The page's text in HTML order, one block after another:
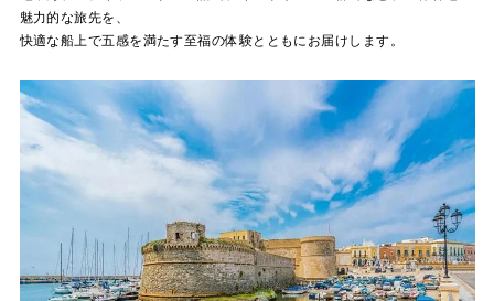
魅力的な旅先を、
快適な船上で五感を満たす至福の体験とともにお届けします。